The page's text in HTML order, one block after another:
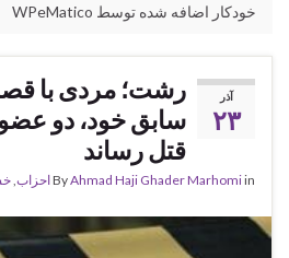
خودکار اضافه شده توسط WPeMatico
آذر
۲۳
رشت؛ مردی با
سابق خود، دو عضو
قتل رساند
ByAhmad Haji Ghader Marhomiin احزاب